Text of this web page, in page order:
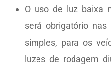
O uso de luz baixa
será obrigatório nas
simples, para os
luzes de rodagem